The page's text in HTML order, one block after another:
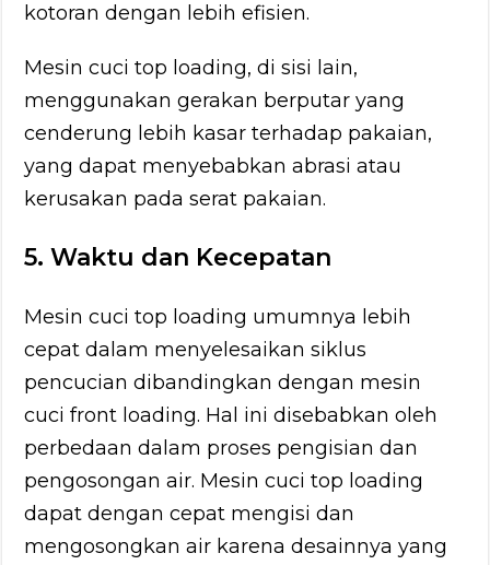
kotoran dengan lebih efisien.
Mesin cuci top loading, di sisi lain,
menggunakan gerakan berputar yang
cenderung lebih kasar terhadap pakaian,
yang dapat menyebabkan abrasi atau
kerusakan pada serat pakaian.
5. Waktu dan Kecepatan
Mesin cuci top loading umumnya lebih
cepat dalam menyelesaikan siklus
pencucian dibandingkan dengan mesin
cuci front loading. Hal ini disebabkan oleh
perbedaan dalam proses pengisian dan
pengosongan air. Mesin cuci top loading
dapat dengan cepat mengisi dan
mengosongkan air karena desainnya yang